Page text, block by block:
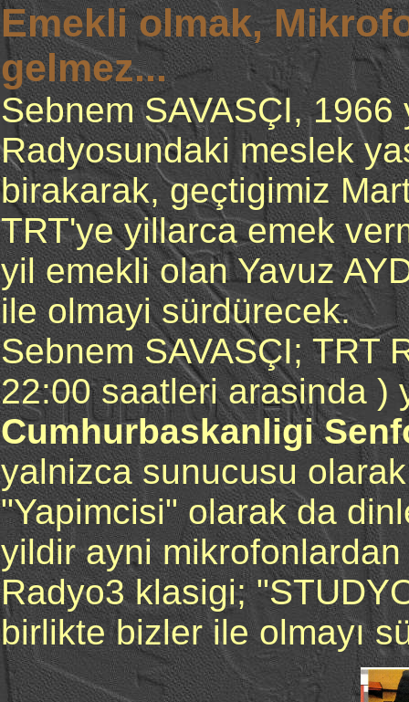
Emekli olmak,
gelmez...
Sebnem SAVASÇI,
Radyosundaki meslek
birakarak, geçtigimiz
TRT'ye yillarca emek
yil emekli olan Yavuz
ile olmayi sürdürecek.
Sebnem SAVASÇI; TRT
22:00 saatleri arasinda )
Cumhurbaskanligi
yalnizca sunucusu
"Yapimcisi" olarak da
yildir ayni
Radyo3 klasigi;
birlikte bizler ile olmayı